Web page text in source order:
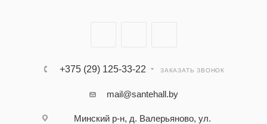
+375 (29) 125-33-22 ЗАКАЗАТЬ ЗВОНОК
mail@santehall.by
Минский р-н, д. Валерьяново, ул.